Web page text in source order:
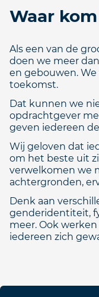
Waar
Als een van de
doen we meer
en gebouwen.
toekomst.
Dat kunnen we
opdrachtgever
geven iedereen
Wij geloven dat
om het beste uit
verwelkomen we
achtergronden,
Denk aan
genderidentiteit,
meer. Ook
iedereen zich